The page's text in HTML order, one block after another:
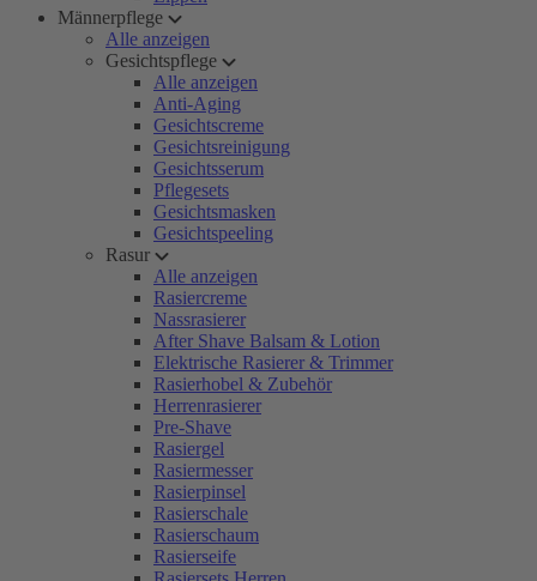
Männerpflege
Alle anzeigen
Gesichtspflege
Alle anzeigen
Anti-Aging
Gesichtscreme
Gesichtsreinigung
Gesichtsserum
Pflegesets
Gesichtsmasken
Gesichtspeeling
Rasur
Alle anzeigen
Rasiercreme
Nassrasierer
After Shave Balsam & Lotion
Elektrische Rasierer & Trimmer
Rasierhobel & Zubehör
Herrenrasierer
Pre-Shave
Rasiergel
Rasiermesser
Rasierpinsel
Rasierschale
Rasierschaum
Rasierseife